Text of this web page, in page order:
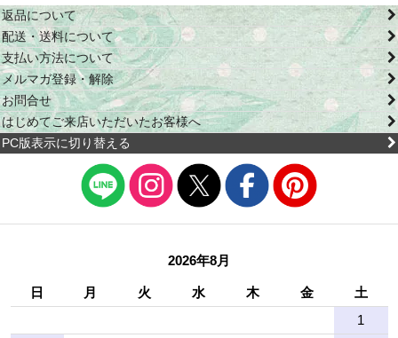
返品について
配送・送料について
支払い方法について
メルマガ登録・解除
お問合せ
はじめてご来店いただいたお客様へ
PC版表示に切り替える
2026年8月
日 月 火 水 木 金
土
1